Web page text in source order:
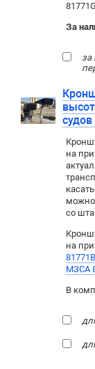
За
за
на
можно
со
на
МЗСА
В